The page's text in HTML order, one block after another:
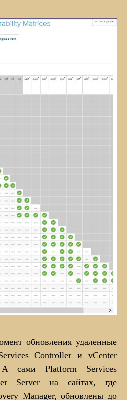
обновления удаленные
Controller и vCenter
сами Platform Services
Server на сайтах, где
Manager, обновлены до